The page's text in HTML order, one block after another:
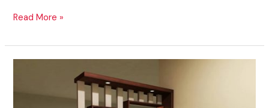
Read More »